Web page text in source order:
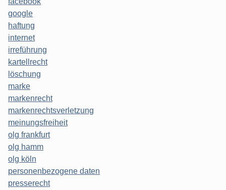
google
haftung
internet
irreführung
kartellrecht
löschung
marke
markenrecht
markenrechtsverletzung
meinungsfreiheit
olg frankfurt
olg hamm
olg köln
personenbezogene daten
presserecht